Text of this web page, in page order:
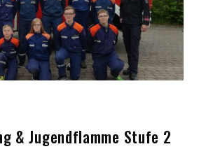
& Jugendflamme Stufe 2